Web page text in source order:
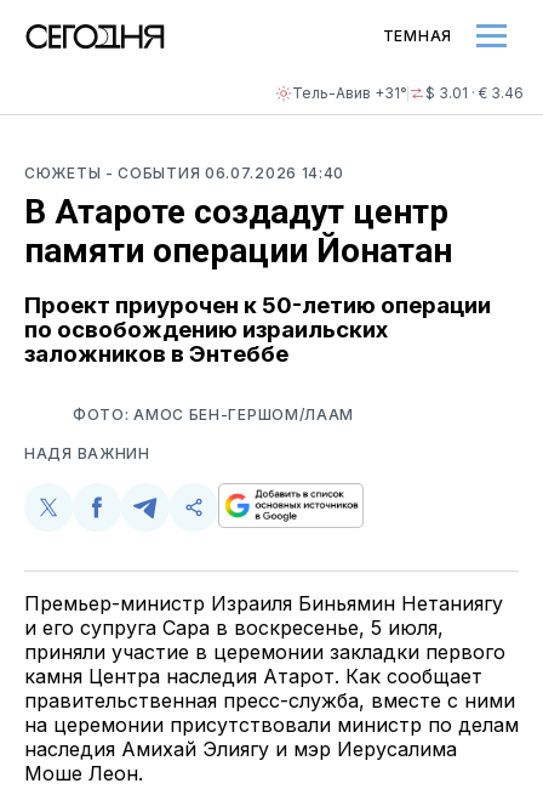
Тель-Авив +31° $ 3.01 · € 3.46
ТЕМНАЯ
СЮЖЕТЫ - СОБЫТИЯ 06.07.2026 14:40
В Атароте создадут центр
памяти операции Йонатан
Проект приурочен к 50-летию операции
по освобождению израильских
заложников в Энтеббе
ФОТО: АМОС БЕН-ГЕРШОМ/ЛААМ
НАДЯ ВАЖНИН
Поделиться
Twitter
Поделиться
Facebook
Поделиться
Telegram
Скопируйте
поделитесь
ссылкой
Премьер-министр Израиля Биньямин Нетаниягу
и его супруга Сара в воскресенье, 5 июля,
приняли участие в церемонии закладки первого
камня Центра наследия Атарот. Как сообщает
правительственная пресс-служба, вместе с ними
на церемонии присутствовали министр по делам
наследия Амихай Элиягу и мэр Иерусалима
Моше Леон.